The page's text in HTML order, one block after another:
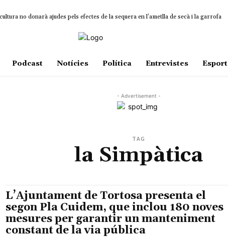
no donarà ajudes pels efectes de la sequera en l’ametlla de secà i la garrofa
Podcast Notícies Política Entrevistes Esport
- Advertisement -
TAG
la Simpàtica
L’Ajuntament de Tortosa presenta el
segon Pla Cuidem, que inclou 180 noves
mesures per garantir un manteniment
constant de la via pública